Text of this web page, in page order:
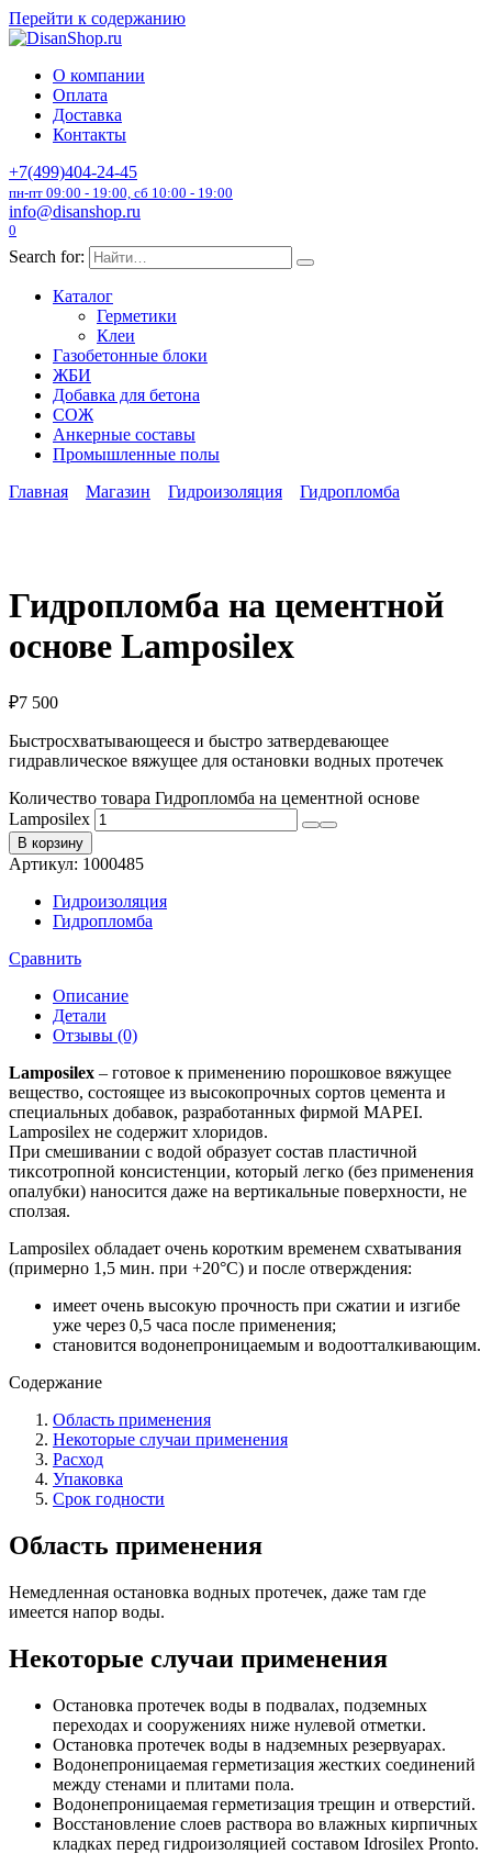
Перейти к содержанию
О компании
Оплата
Доставка
Контакты
+7(499)404-24-45
пн-пт 09:00 - 19:00, сб 10:00 - 19:00
info@disanshop.ru
0
Search for:
Каталог
Герметики
Клеи
Газобетонные блоки
ЖБИ
Добавка для бетона
СОЖ
Анкерные составы
Промышленные полы
Главная
Магазин Гидроизоляция Гидропломба
Гидропломба на цементной
основе Lamposilex
₽7 500
Быстросхватывающееся и быстро затвердевающее
гидравлическое вяжущее для остановки водных протечек
Количество товара Гидропломба на цементной основе
Lamposilex
В корзину
Артикул: 1000485
Гидроизоляция
Гидропломба
Сравнить
Описание
Детали
Отзывы (0)
Lamposilex – готовое к применению порошковое вяжущее
вещество, состоящее из высокопрочных сортов цемента и
специальных добавок, разработанных фирмой MAPEI.
Lamposilex не содержит хлоридов.
При смешивании с водой образует состав пластичной
тиксотропной консистенции, который легко (без применения
опалубки) наносится даже на вертикальные поверхности, не
сползая.
Lamposilex обладает очень коротким временем схватывания
(примерно 1,5 мин. при +20°С) и после отверждения:
имеет очень высокую прочность при сжатии и изгибе
уже через 0,5 часа после применения;
становится водонепроницаемым и водоотталкивающим.
Содержание
Область применения
Некоторые случаи применения
Расход
Упаковка
Срок годности
Область применения
Немедленная остановка водных протечек, даже там где
имеется напор воды.
Некоторые случаи применения
Остановка протечек воды в подвалах, подземных
переходах и сооружениях ниже нулевой отметки.
Остановка протечек воды в надземных резервуарах.
Водонепроницаемая герметизация жестких соединений
между стенами и плитами пола.
Водонепроницаемая герметизация трещин и отверстий.
Восстановление слоев раствора во влажных кирпичных
кладках перед гидроизоляцией составом Idrosilex Pronto.